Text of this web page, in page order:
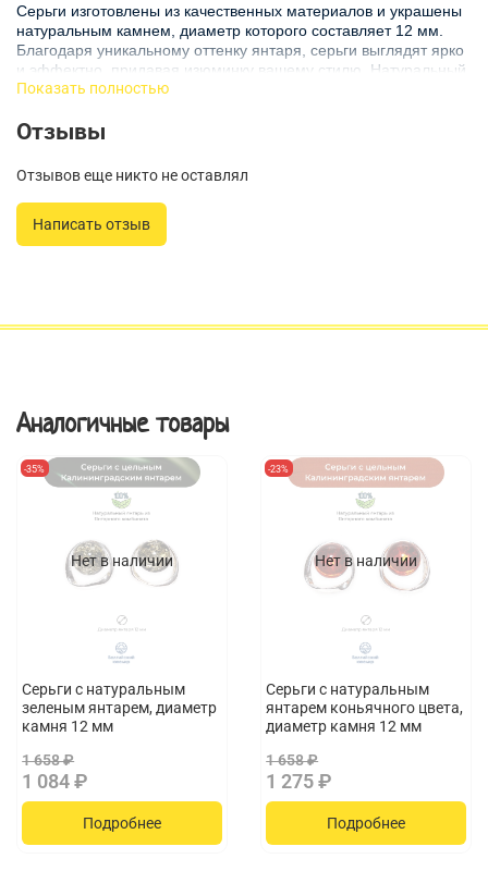
Серьги изготовлены из качественных материалов и украшены
натуральным камнем, диаметр которого составляет 12 мм.
Благодаря уникальному оттенку янтаря, серьги выглядят ярко
и эффектно, придавая изюминку вашему стилю. Натуральный
янтарь прекрасно сочетается с различными нарядами, от
универсальным аксессуаром.
Данная модель будет отличным выбором для любителей
бижутерии с натуральными камнями. Серьги являются не
только украшением, но и символом природной красоты и
гармонии. Сертификаты подлинности гарантируют, что вы
приобретаете настоящие серьги с янтарем, что делает эту
гардеробу и наслаждайтесь комплиментами окружающих.
Показать полностью
Отзывы
Отзывов еще никто не оставлял
Написать отзыв
Аналогичные товары
Нет в наличии
-35%
Серьги с натуральным
зеленым янтарем, диаметр
камня 12 мм
1 658 ₽
1 084 ₽
Подробнее
Нет в наличии
-23%
Серьги с натуральным
янтарем коньячного цвета,
диаметр камня 12 мм
1 658 ₽
1 275 ₽
Подробнее